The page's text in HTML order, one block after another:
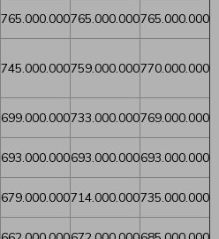
765.000.000765.000.000765.000.000
745.000.000759.000.000770.000.000
699.000.000733.000.000769.000.000
693.000.000693.000.000693.000.000
679.000.000714.000.000735.000.000